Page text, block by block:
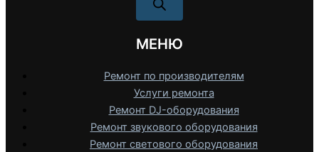
МЕНЮ
Ремонт по производителям
Услуги ремонта
Ремонт DJ-оборудования
Ремонт звукового оборудования
Ремонт светового оборудования